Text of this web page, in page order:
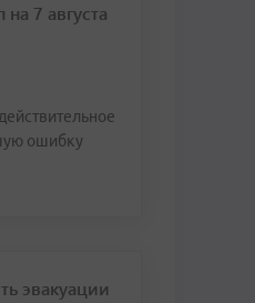
на 7 августа
ошибку
эвакуации